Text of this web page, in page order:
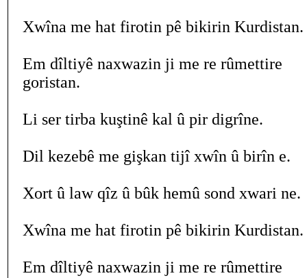
Xwîna me hat firotin pê bikirin Kurdistan.
Em dîltiyê naxwazin ji me re rûmettire
goristan.
Li ser tirba kuştinê kal û pir digrîne.
Dil kezebê me gişkan tijî xwîn û birîn e.
Xort û law qîz û bûk hemû sond xwari ne.
Xwîna me hat firotin pê bikirin Kurdistan.
Em dîltiyê naxwazin ji me re rûmettire